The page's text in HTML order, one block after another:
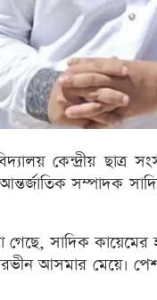
কেন্দ্রীয়
আন্তর্জাতিক সম্পাদক
গেছে, সাদিক
আসমার মেয়ে।